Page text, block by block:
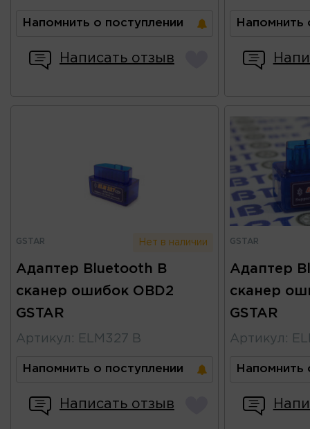
Напомнить о поступлении
Написать отзыв
Напомнить
GSTAR Нет в наличии
Адаптер Bluetooth B
сканер ошибок OBD2
GSTAR
Артикул : ELM327 B
Напомнить о поступлении
Написать отзыв
GSTAR
Адаптер
сканер
GSTAR
Артикул :
Напомнить